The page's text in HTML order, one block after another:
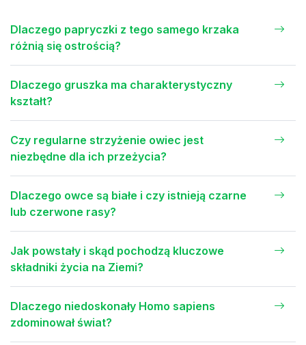
Dlaczego papryczki z tego samego krzaka
różnią się ostrością?
Dlaczego gruszka ma charakterystyczny
kształt?
Czy regularne strzyżenie owiec jest
niezbędne dla ich przeżycia?
Dlaczego owce są białe i czy istnieją czarne
lub czerwone rasy?
Jak powstały i skąd pochodzą kluczowe
składniki życia na Ziemi?
Dlaczego niedoskonały Homo sapiens
zdominował świat?